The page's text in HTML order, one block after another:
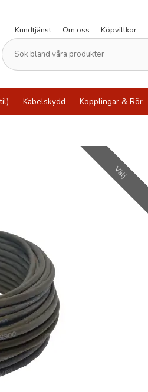
Kundtjänst
Om oss Köpvillkor
Kabelskydd Kopplingar & Rör
Välj